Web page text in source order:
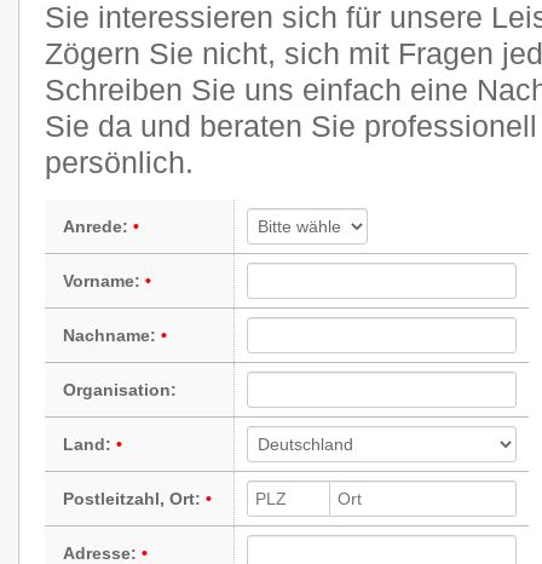
Sie interessieren sich für unsere
Zögern Sie nicht, sich mit Fragen
Schreiben Sie uns einfach eine
Sie da und beraten Sie
persönlich.
Anrede:
Vorname:
Nachname:
Organisation:
Land:
Postleitzahl, Ort:
Adresse: